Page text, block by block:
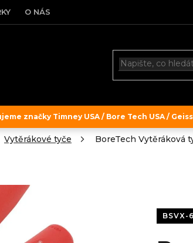
značky Timney USA / Bore Tech USA /
O NÁS
Vytěrákové tyče BoreTech Vytěráková
BSVX-